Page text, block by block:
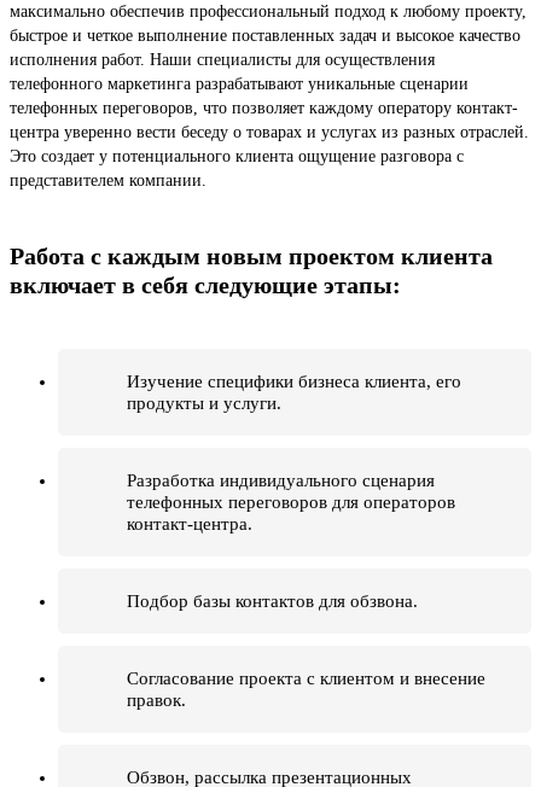
максимально обеспечив профессиональный подход к любому проекту,
быстрое и четкое выполнение поставленных задач и высокое качество
исполнения работ. Наши специалисты для осуществления
телефонного маркетинга разрабатывают уникальные сценарии
телефонных переговоров, что позволяет каждому оператору контакт-
центра уверенно вести беседу о товарах и услугах из разных отраслей.
Это создает у потенциального клиента ощущение разговора с
представителем компании.
Работа с каждым новым проектом клиента
включает в себя следующие этапы:
Изучение специфики бизнеса клиента, его
продукты и услуги.
Разработка индивидуального сценария
телефонных переговоров для операторов
контакт-центра.
Подбор базы контактов для обзвона.
Согласование проекта с клиентом и внесение
правок.
Обзвон, рассылка презентационных